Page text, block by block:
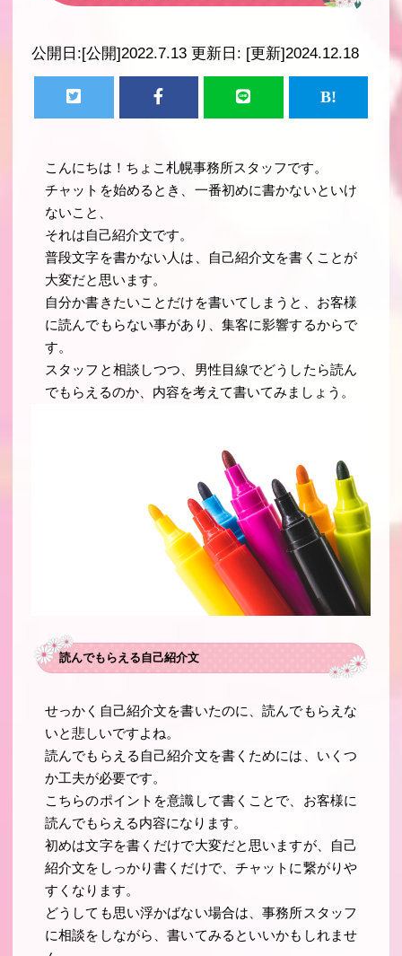
公開日:[公開]2022.7.13 更新日: [更新]2024.12.18
こんにちは！ちょこ札幌事務所スタッフです。
チャットを始めるとき、一番初めに書かないといけ
ないこと、
それは自己紹介文です。
普段文字を書かない人は、自己紹介文を書くことが
大変だと思います。
自分か書きたいことだけを書いてしまうと、お客様
に読んでもらない事があり、集客に影響するからで
す。
スタッフと相談しつつ、男性目線でどうしたら読ん
でもらえるのか、内容を考えて書いてみましょう。
読んでもらえる自己紹介文
せっかく自己紹介文を書いたのに、読んでもらえな
いと悲しいですよね。
読んでもらえる自己紹介文を書くためには、いくつ
か工夫が必要です。
こちらのポイントを意識して書くことで、お客様に
読んでもらえる内容になります。
初めは文字を書くだけで大変だと思いますが、自己
紹介文をしっかり書くだけで、チャットに繋がりや
すくなります。
どうしても思い浮かばない場合は、事務所スタッフ
に相談をしながら、書いてみるといいかもしれませ